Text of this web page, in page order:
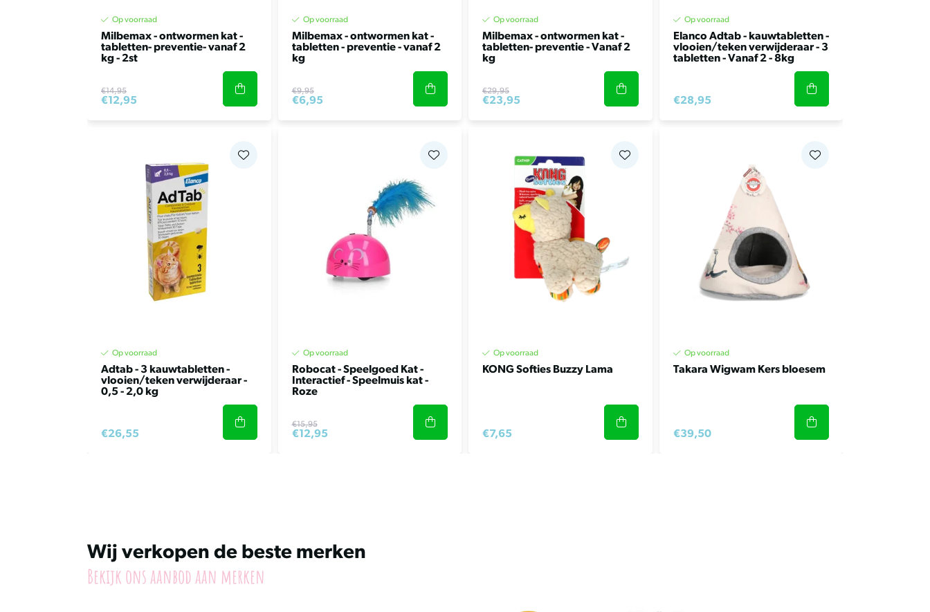
Op voorraad
Milbemax - ontwormen kat -
tabletten- preventie- vanaf 2
kg - 2st
€14,95
€12,95
Op voorraad
Milbemax - ontwormen kat -
tabletten - preventie - vanaf 2
kg
€9,95
€6,95
Op voorraad
Milbemax - ontwormen kat -
tabletten- preventie - Vanaf 2
kg
€29,95
€23,95
Op voorraad
Elanco Adtab - kauwtabletten -
vlooien/teken verwijderaar - 3
tabletten - Vanaf 2 - 8kg
€28,95
Op voorraad
Adtab - 3 kauwtabletten -
vlooien/teken verwijderaar -
0,5 - 2,0 kg
€26,55
Op voorraad
Robocat - Speelgoed Kat -
Interactief - Speelmuis kat -
Roze
€15,95
€12,95
Op voorraad
KONG Softies Buzzy Lama
€7,65
Op voorraad
Takara Wigwam Kers bloesem
€39,50
Wij verkopen de beste merken
Bekijk ons aanbod aan merken